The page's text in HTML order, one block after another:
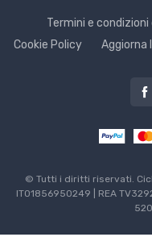
Termini e
Cookie Policy
© Tutti i diritti riservati.
IT01856950249 | REA